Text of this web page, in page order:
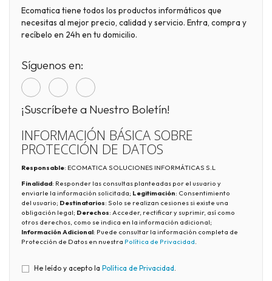
Ecomatica tiene todos los productos informáticos que
necesitas al mejor precio, calidad y servicio. Entra, compra y
recíbelo en 24h en tu domicilio.
Síguenos en:
¡Suscríbete a Nuestro Boletín!
INFORMACIÓN BÁSICA SOBRE
PROTECCIÓN DE DATOS
Responsable: ECOMATICA SOLUCIONES INFORMÁTICAS S.L
Finalidad: Responder las consultas planteadas por el usuario y
enviarle la información solicitada; Legitimación: Consentimiento
del usuario; Destinatarios: Solo se realizan cesiones si existe una
obligación legal; Derechos: Acceder, rectificar y suprimir, así como
otros derechos, como se indica en la información adicional;
Información Adicional: Puede consultar la información completa de
Protección de Datos en nuestra Política de Privacidad.
He leído y acepto la Política de Privacidad